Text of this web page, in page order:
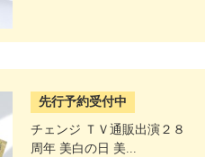
先行予約受付中
チェンジ ＴＶ通販出演２８
周年 美白の日 美...